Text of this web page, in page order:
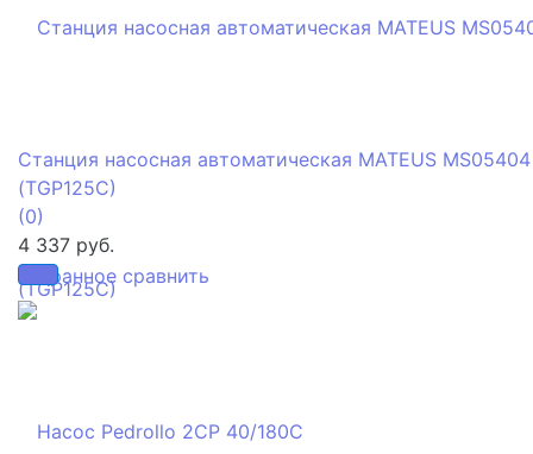
избранное сравнить
Станция насосная автоматическая MATEUS MS05404
(TGP125C)
(0)
4 337 руб.